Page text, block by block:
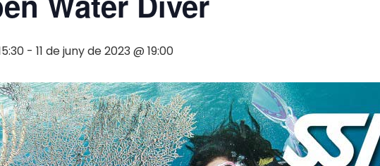
- 11 de juny de 2023 @ 19:00